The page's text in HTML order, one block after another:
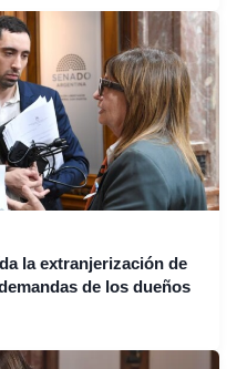
la extranjerización de
de los dueños